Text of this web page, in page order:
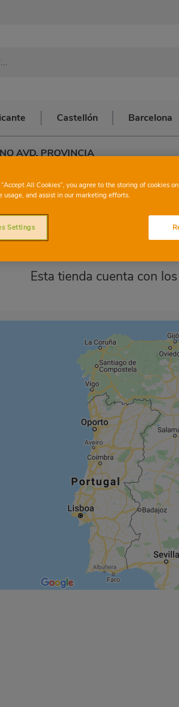
Castellón Barcelona
AVD. PROVINCIA
Esta tienda cuenta con
All Cookies”, you agree to the storing of cookies
usage, and assist in our marketing efforts.
Settings